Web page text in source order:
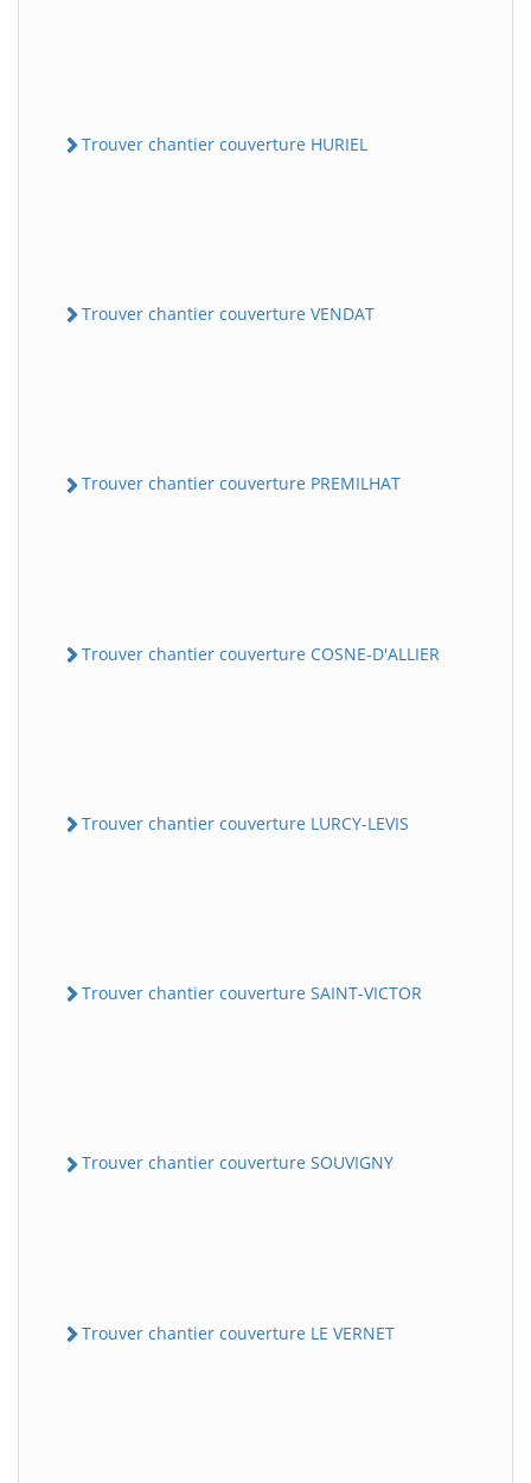
Trouver chantier couverture HURIEL
Trouver chantier couverture VENDAT
Trouver chantier couverture PREMILHAT
Trouver chantier couverture COSNE-D'ALLIER
Trouver chantier couverture LURCY-LEVIS
Trouver chantier couverture SAINT-VICTOR
Trouver chantier couverture SOUVIGNY
Trouver chantier couverture LE VERNET